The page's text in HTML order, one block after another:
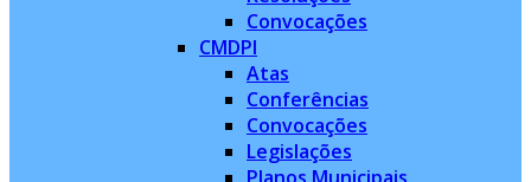
Convocações
CMDPI
Atas
Conferências
Convocações
Legislações